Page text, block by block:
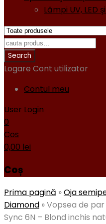
Lămpi UV, LED
Logare Cont utilizator
Contul meu
User Login
0
Cos
0,00 lei
Coș
Prima pagină »Oja
Diamond »Vopsea de
Sync 6N – Blond inchis